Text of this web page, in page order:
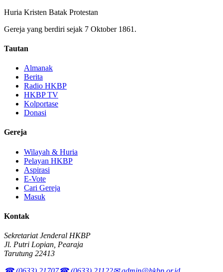
Huria Kristen Batak Protestan
Gereja yang berdiri sejak 7 Oktober 1861.
Tautan
Almanak
Berita
Radio HKBP
HKBP TV
Kolportase
Donasi
Gereja
Wilayah & Huria
Pelayan HKBP
Aspirasi
E-Vote
Cari Gereja
Masuk
Kontak
Sekretariat Jenderal HKBP
Jl. Putri Lopian, Pearaja
Tarutung 22413